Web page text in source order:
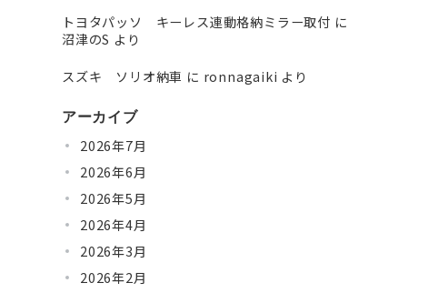
トヨタパッソ キーレス連動格納ミラー取付 に
沼津のS より
スズキ ソリオ納車 に ronnagaiki より
アーカイブ
2026年7月
2026年6月
2026年5月
2026年4月
2026年3月
2026年2月